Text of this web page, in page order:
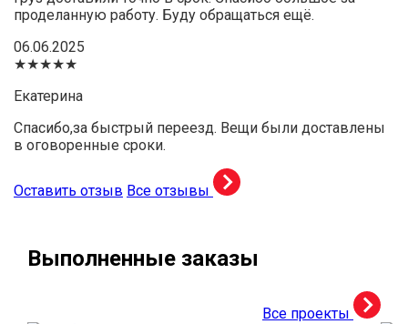
проделанную работу. Буду обращаться ещё.
06.06.2025
★★★★★
Екатерина
Спасибо,за быстрый переезд. Вещи были доставлены
в оговоренные сроки.
Оставить отзыв Все отзывы
Выполненные заказы
Все проекты